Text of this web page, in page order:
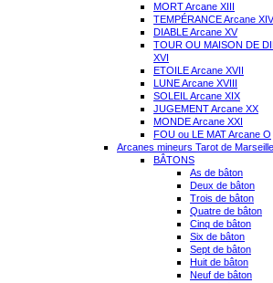
MORT Arcane XIII
TEMPÉRANCE Arcane XIV
DIABLE Arcane XV
TOUR OU MAISON DE
XVI
ETOILE Arcane XVII
LUNE Arcane XVIII
SOLEIL Arcane XIX
JUGEMENT Arcane XX
MONDE Arcane XXI
FOU ou LE MAT Arcane O
Arcanes mineurs Tarot de Marseille
BÂTONS
As de bâton
Deux de bâton
Trois de bâton
Quatre de bâton
Cinq de bâton
Six de bâton
Sept de bâton
Huit de bâton
Neuf de bâton